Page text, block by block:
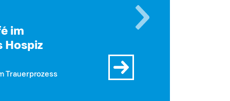
im
Hospiz
Trauerprozess